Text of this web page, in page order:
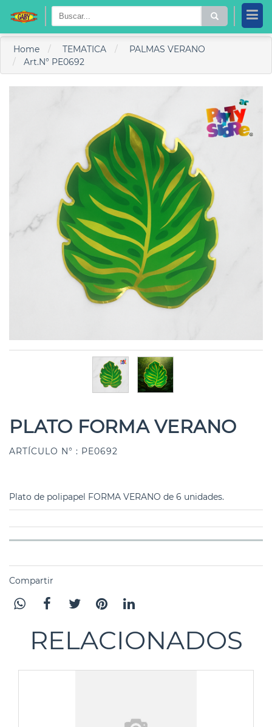
Home TEMATICA
PALMAS VERANO
Art.N° PE0692
PLATO FORMA VERANO
ARTÍCULO N° : PE0692
Plato de polipapel FORMA VERANO de 6 unidades.
Compartir
RELACIONADOS